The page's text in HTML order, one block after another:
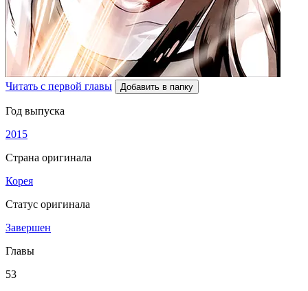
Читать с первой главы Добавить в папку
Год выпуска
2015
Страна оригинала
Корея
Статус оригинала
Завершен
Главы
53